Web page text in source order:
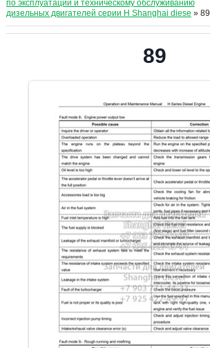
по эксплуатации и техническому обслуживанию
дизельных двигателей серии Н Shanghai diese » 89
89